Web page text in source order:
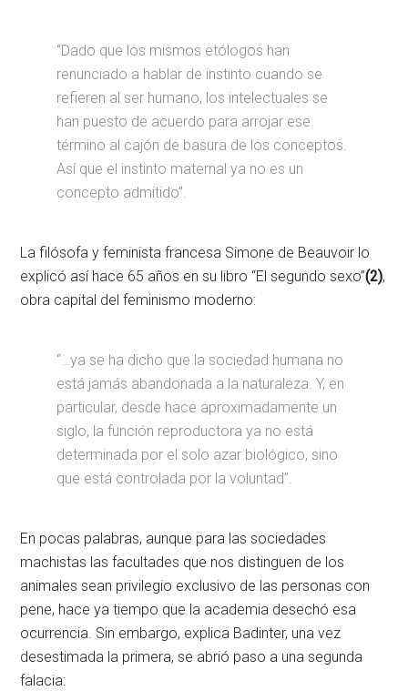
“Dado que los mismos etólogos han
renunciado a hablar de instinto cuando se
refieren al ser humano, los intelectuales se
han puesto de acuerdo para arrojar ese
término al cajón de basura de los conceptos.
Así que el instinto maternal ya no es un
concepto admitido”.
La filósofa y feminista francesa Simone de Beauvoir lo
explicó así hace 65 años en su libro “El segundo sexo”(2),
obra capital del feminismo moderno:
“…ya se ha dicho que la sociedad humana no
está jamás abandonada a la naturaleza. Y, en
particular, desde hace aproximadamente un
siglo, la función reproductora ya no está
determinada por el solo azar biológico, sino
que está controlada por la voluntad”.
En pocas palabras, aunque para las sociedades
machistas las facultades que nos distinguen de los
animales sean privilegio exclusivo de las personas con
pene, hace ya tiempo que la academia desechó esa
ocurrencia. Sin embargo, explica Badinter, una vez
desestimada la primera, se abrió paso a una segunda
falacia: